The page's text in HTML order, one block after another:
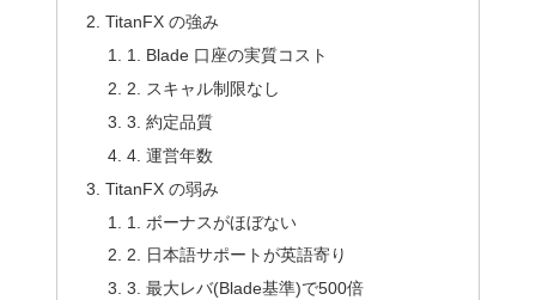
TitanFX の強み
1. Blade 口座の実質コスト
2. スキャル制限なし
3. 約定品質
4. 運営年数
TitanFX の弱み
1. ボーナスがほぼない
2. 日本語サポートが英語寄り
3. 最大レバ(Blade基準)で500倍